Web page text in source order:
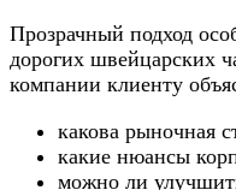
Прозрачный подход
дорогих швейцарских
компании клиенту
какова рыночная
какие нюансы
можно ли